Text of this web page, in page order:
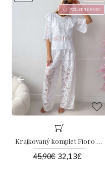
POSLEDNÉ KUSY
Krajkovaný komplet Fioro biely AB 256
45,90€ 32,13€